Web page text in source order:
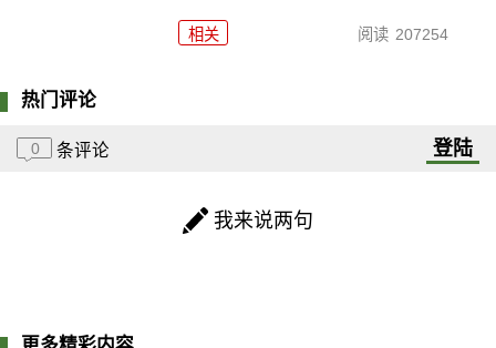
相关 阅读 207254
热门评论
0 条评论 登陆
我来说两句